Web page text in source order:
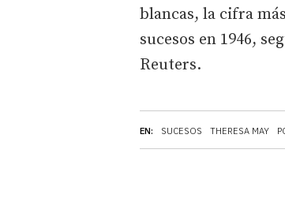
EN: SUCESOS THERESA MAY
blancas, la cifra
sucesos en 1946,
Reuters.